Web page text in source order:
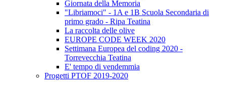
Giornata della Memoria
"Libriamoci" - 1A e 1B Scuola Secondaria di
primo grado - Ripa Teatina
La raccolta delle olive
EUROPE CODE WEEK 2020
Settimana Europea del coding 2020 -
Torrevecchia Teatina
E' tempo di vendemmia
Progetti PTOF 2019-2020